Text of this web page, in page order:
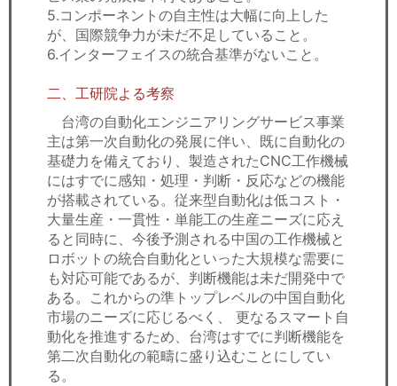
5.コンポーネントの自主性は大幅に向上した
が、国際競争力が未だ不足していること。
6.インターフェイスの統合基準がないこと。
二、工研院よる考察
台湾の自動化エンジニアリングサービス事業
主は第一次自動化の発展に伴い、既に自動化の
基礎力を備えており、製造されたCNC工作機械
にはすでに感知・処理・判断・反応などの機能
が搭載されている。従来型自動化は低コスト・
大量生産・一貫性・単能工の生産ニーズに応え
ると同時に、今後予測される中国の工作機械と
ロボットの統合自動化といった大規模な需要に
も対応可能であるが、判断機能は未だ開発中で
ある。これからの準トップレベルの中国自動化
市場のニーズに応じるべく、 更なるスマート自
動化を推進するため、台湾はすでに判断機能を
第二次自動化の範疇に盛り込むことにしてい
る。